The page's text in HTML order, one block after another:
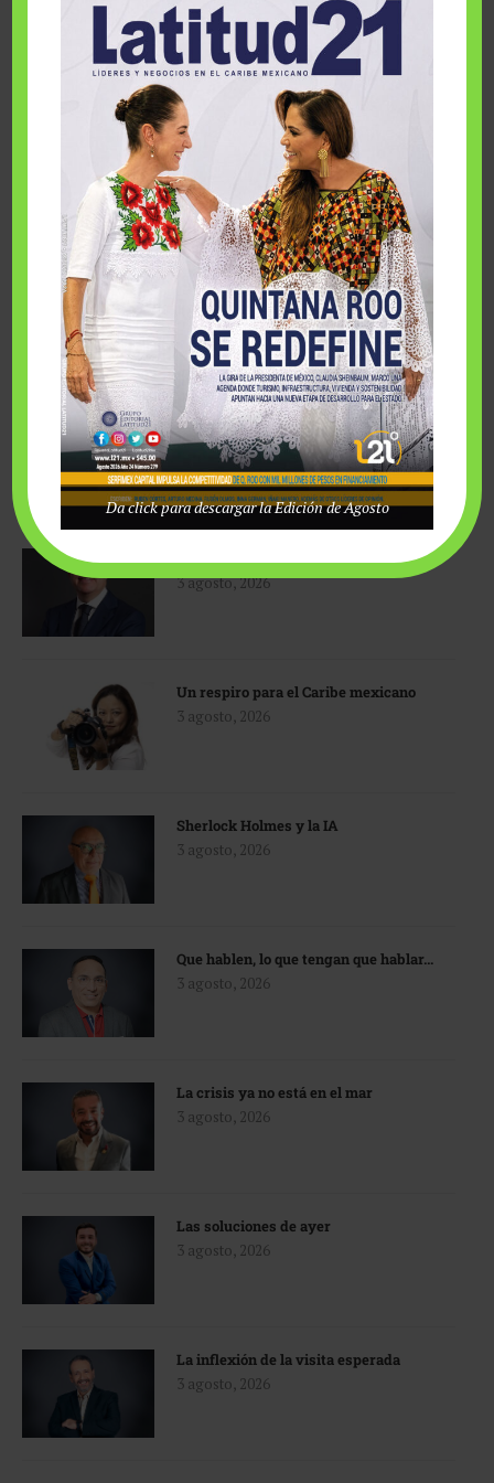
Competir sin atajos
4 agosto, 2026
Bitácora de Viaje LXX
3 agosto, 2026
EU sube la parada y Cuba cierra el
dominó
3 agosto, 2026
IA en empresas de cincuentones
3 agosto, 2026
TMEC y turismo
3 agosto, 2026
Un respiro para el Caribe mexicano
3 agosto, 2026
Sherlock Holmes y la IA
3 agosto, 2026
Que hablen, lo que tengan que hablar…
3 agosto, 2026
La crisis ya no está en el mar
3 agosto, 2026
Las soluciones de ayer
3 agosto, 2026
La inflexión de la visita esperada
3 agosto, 2026
Da click para descargar la Edición de Agosto